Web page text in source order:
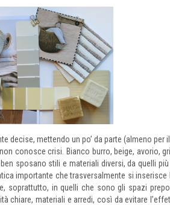
decise, mettendo un po’ da parte (almeno
conosce crisi. Bianco burro, beige, avorio,
sposano stili e materiali diversi, da quelli
importante che trasversalmente si inserisce
soprattutto, in quelli che sono gli spazi
chiare, materiali e arredi, così da evitare